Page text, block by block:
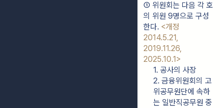
① 위원회는 다음 각 호
의 위원 9명으로 구성
한다. <개정
2014.5.21,
2019.11.26,
2025.10.1>
1. 공사의 사장
2. 금융위원회의 고
위공무원단에 속하
는 일반직공무원 중